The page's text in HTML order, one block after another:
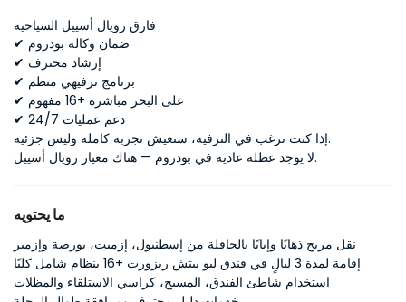
فارق رويال أسييل السياحية
✔ ضمان وكالة بودروم
✔ إرشاد محترف
✔ برنامج ترفيهي منظم
✔ على البحر مباشرة +16 مفهوم
✔ دعم عمليات 24/7
إذا كنت ترغب في الترفيه، ستعيش تجربة كاملة وليس جزئية.
لا يوجد عطلة عادية في بودروم — هناك معيار رويال أسييل.
ما يحتويه
نقل مريح ذهابًا وإيابًا بالحافلة من إسطنبول، إزميت، بورصة وإزمير
إقامة لمدة 3 ليالٍ في فندق ليو بيتش ريزورت +16 بنظام شامل كليًا
استخدام شاطئ الفندق، المسبح، كراسي الاستلقاء والمظلات